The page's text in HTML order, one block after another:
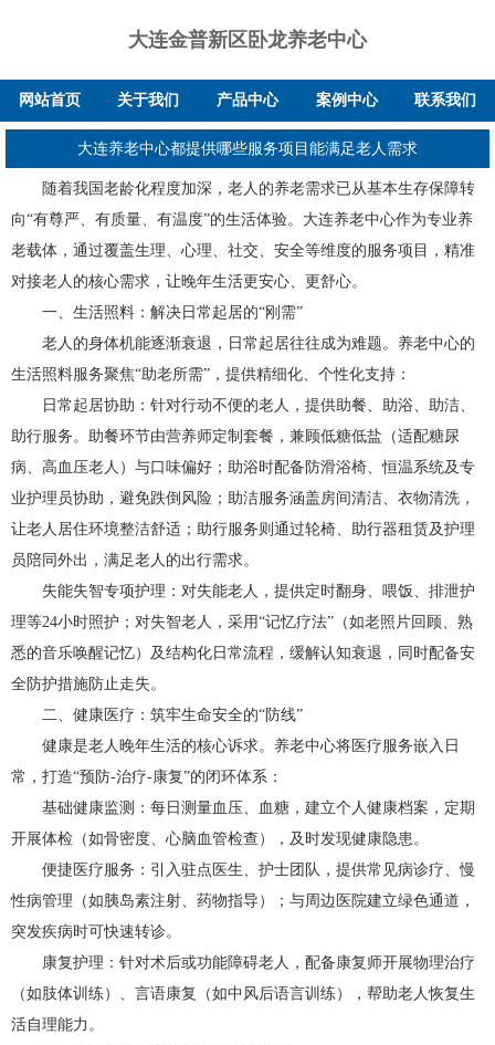
大连金普新区卧龙养老中心
网站首页 关于我们 产品中心 案例中心 联系我们
大连养老中心都提供哪些服务项目能满足老人需求
随着我国老龄化程度加深，老人的养老需求已从基本生存保障转
向“有尊严、有质量、有温度”的生活体验。大连养老中心作为专业养
老载体，通过覆盖生理、心理、社交、安全等维度的服务项目，精准
对接老人的核心需求，让晚年生活更安心、更舒心。
一、生活照料：解决日常起居的“刚需”
老人的身体机能逐渐衰退，日常起居往往成为难题。养老中心的
生活照料服务聚焦“助老所需”，提供精细化、个性化支持：
日常起居协助：针对行动不便的老人，提供助餐、助浴、助洁、
助行服务。助餐环节由营养师定制套餐，兼顾低糖低盐（适配糖尿
病、高血压老人）与口味偏好；助浴时配备防滑浴椅、恒温系统及专
业护理员协助，避免跌倒风险；助洁服务涵盖房间清洁、衣物清洗，
让老人居住环境整洁舒适；助行服务则通过轮椅、助行器租赁及护理
员陪同外出，满足老人的出行需求。
失能失智专项护理：对失能老人，提供定时翻身、喂饭、排泄护
理等24小时照护；对失智老人，采用“记忆疗法”（如老照片回顾、熟
悉的音乐唤醒记忆）及结构化日常流程，缓解认知衰退，同时配备安
全防护措施防止走失。
二、健康医疗：筑牢生命安全的“防线”
健康是老人晚年生活的核心诉求。养老中心将医疗服务嵌入日
常，打造“预防-治疗-康复”的闭环体系：
基础健康监测：每日测量血压、血糖，建立个人健康档案，定期
开展体检（如骨密度、心脑血管检查），及时发现健康隐患。
便捷医疗服务：引入驻点医生、护士团队，提供常见病诊疗、慢
性病管理（如胰岛素注射、药物指导）；与周边医院建立绿色通道，
突发疾病时可快速转诊。
康复护理：针对术后或功能障碍老人，配备康复师开展物理治疗
（如肢体训练）、言语康复（如中风后语言训练），帮助老人恢复生
活自理能力。